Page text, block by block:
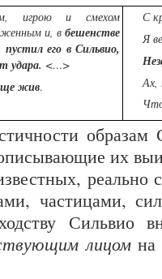
игрою и смехом
и, в бешенстве
его в Сильвио,
удара. <…>
жив.
С
Я
Ах,
их
частицами,
Сильвио
лицомна